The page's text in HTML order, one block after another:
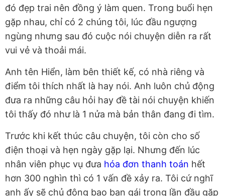
đó đẹp trai nên đồng ý làm quen. Trong buổi hẹn
gặp nhau, chỉ có 2 chúng tôi, lúc đầu ngượng
ngùng nhưng sau đó cuộc nói chuyện diễn ra rất
vui vẻ và thoải mái.
Anh tên Hiển, làm bên thiết kế, có nhà riêng và
điểm tôi thích nhất là hay nói. Anh luôn chủ động
đưa ra những câu hỏi hay đề tài nói chuyện khiến
tôi thấy đó như là 1 nửa mà bản thân đang đi tìm.
Trước khi kết thúc câu chuyện, tôi còn cho số
điện thoại và hẹn ngày gặp lại. Nhưng đến lúc
nhân viên phục vụ đưa hóa đơn thanh toán hết
hơn 300 nghìn thì có 1 vấn đề xảy ra. Tôi cứ nghĩ
anh ấy sẽ chủ động bao bạn gái trong lần đầu gặp